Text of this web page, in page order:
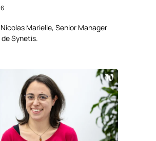
Marielle, Senior Manager
de Synetis.